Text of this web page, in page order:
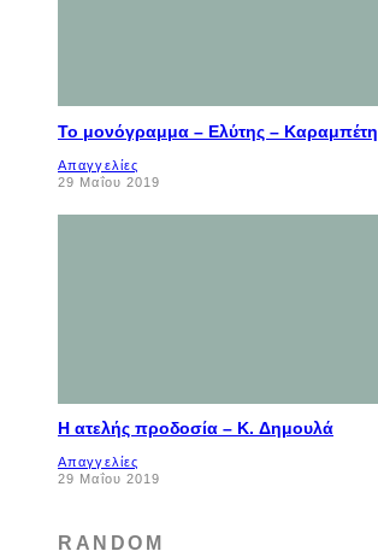
Το μονόγραμμα – Ελύτης – Καραμπέτη
Απαγγελίες
29 Μαΐου 2019
Η ατελής προδοσία – K. Δημουλά
Απαγγελίες
29 Μαΐου 2019
RANDOM